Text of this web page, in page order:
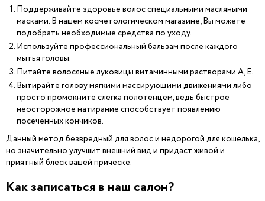
Поддерживайте здоровье волос специальными масляными
масками. В нашем косметологическом магазине, Вы можете
подобрать необходимые средства по уходу..
Используйте профессиональный бальзам после каждого
мытья головы.
Питайте волосяные луковицы витаминными растворами А, Е.
Вытирайте голову мягкими массирующими движениями либо
просто промокните слегка полотенцем, ведь быстрое
неосторожное натирание способствует появлению
посеченных кончиков.
Данный метод безвредный для волос и недорогой для кошелька,
но значительно улучшит внешний вид и придаст живой и
приятный блеск вашей прическе.
Как записаться в наш салон?